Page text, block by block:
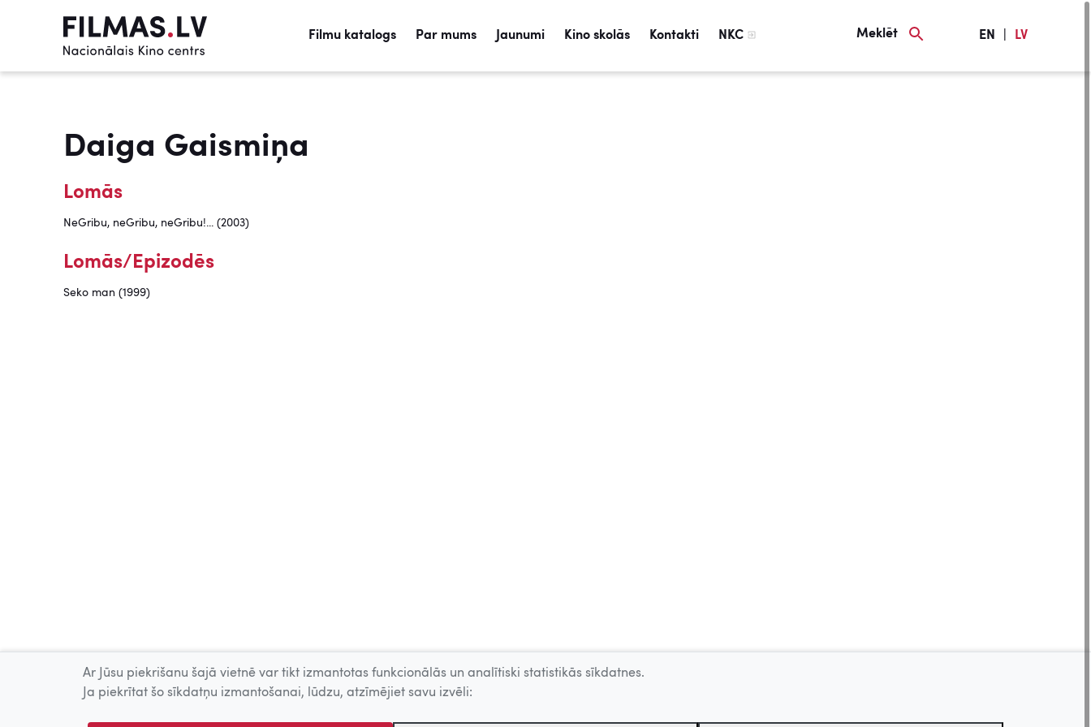
Filmu katalogs Par mums Jaunumi Kino skolās Kontakti NKC Meklēt EN LV
Daiga Gaismiņa
Lomās
NeGribu, neGribu, neGribu!... (2003)
Lomās/Epizodēs
Seko man (1999)
Ar Jūsu piekrišanu šajā vietnē var tikt izmantotas funkcionālās un analītiski statistikās sīkdatnes.
Ja piekrītat šo sīkdatņu izmantošanai, lūdzu, atzīmējiet savu izvēli: